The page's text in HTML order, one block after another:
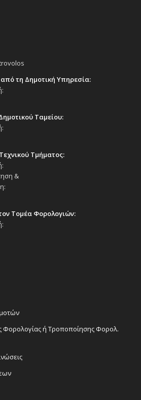
τη Δημοτική Υπηρεσία:
Ταμείου:
Τμήματος:
&
Τομέα Φορολογιών:
Φορολογίας ή Τροποποίησης Φορολ.